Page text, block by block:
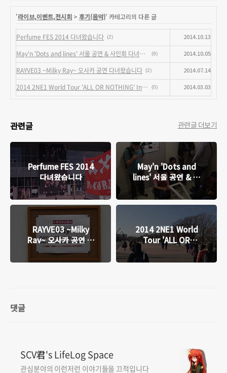
'라이브,이벤트,전시회 > 후기(음악)' 카테고리의 다른 글
Perfume FES 2014 다녀왔습니다 (2) 2014.10.13
May'n 'Dots and lines' 서울 공연 & 사인회 다녀왔습니다 (8) 2014.10.05
RAYVE03 ~Milky Ray~ 오사카 공연 다녀왔습니다 (2) 2014.07.14
2014 2NE1 World Tour 'ALL OR NOTHING' In SEOUL 일요일 공연 다녀왔습니다 (0) 2014.03.03
관련글 관련글 더보기
Perfume FES 2014
다녀왔습니다
May'n 'Dots and
lines' 서울 공연 & 사
인회 다녀왔습니다
RAYVE03 ~Milky
Ray~ 오사카 공연 다
녀왔습니다
2014 2NE1 World
Tour 'ALL OR
NOTHING' In SEOUL
일요일 공연 다녀왔습
댓글
SCV君's LifeLog Space
관심분야의 이런저런 이야기들을 끄적입니다